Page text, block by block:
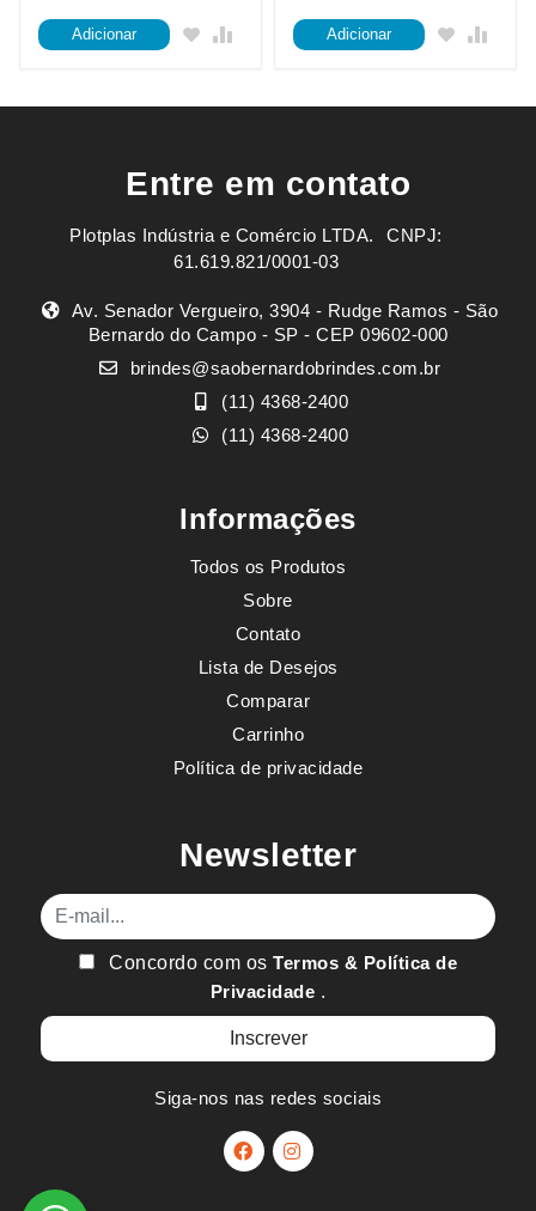
Adicionar Adicionar
Entre em contato
Plotplas Indústria e Comércio LTDA. ㅤㅤㅤ CNPJ:
61.619.821/0001-03
Av. Senador Vergueiro, 3904 - Rudge Ramos - São
Bernardo do Campo - SP - CEP 09602-000
brindes@saobernardobrindes.com.br
(11) 4368-2400
(11) 4368-2400
Informações
Todos os Produtos
Sobre
Contato
Lista de Desejos
Comparar
Carrinho
Política de privacidade
Newsletter
E-mail
Concordo com osTermos & Política de
Privacidade .
Siga-nos nas redes sociais